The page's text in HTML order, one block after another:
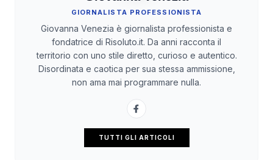
GIORNALISTA PROFESSIONISTA
Giovanna Venezia è giornalista professionista e
fondatrice di Risoluto.it. Da anni racconta il
territorio con uno stile diretto, curioso e autentico.
Disordinata e caotica per sua stessa ammissione,
non ama mai programmare nulla.
TUTTI GLI ARTICOLI